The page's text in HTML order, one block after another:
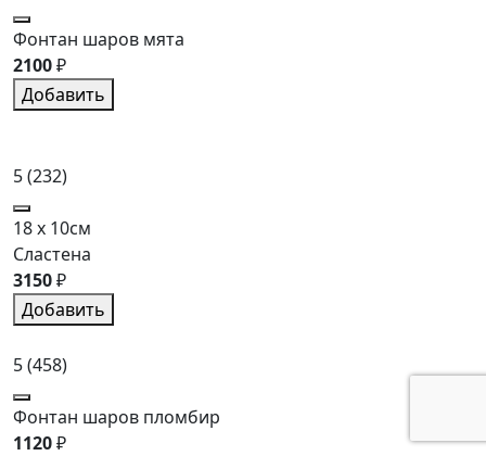
Фонтан шаров мята
2100₽
Добавить
5(232)
18 x 10см
Сластена
3150₽
Добавить
5(458)
Фонтан шаров пломбир
1120₽